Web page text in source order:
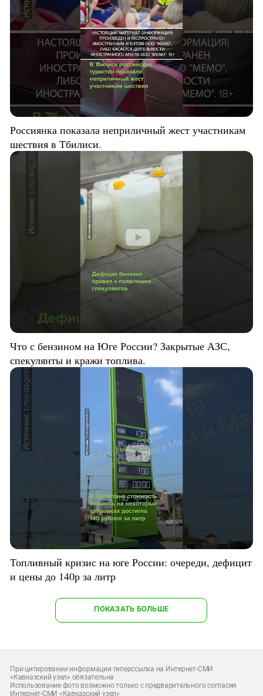
Россиянка показала неприличный жест участникам
шествия в Тбилиси.
Что с бензином на Юге России? Закрытые АЗС,
спекулянты и кражи топлива.
Топливный кризис на юге России: очереди, дефицит
и цены до 140р за литр
ПОКАЗАТЬ БОЛЬШЕ
При цитировании информации гиперссылка на Интернет-СМИ
«Кавказский узел» обязательна
Использование фото возможно только с предварительного согласия
Интернет-СМИ «Кавказский узел»